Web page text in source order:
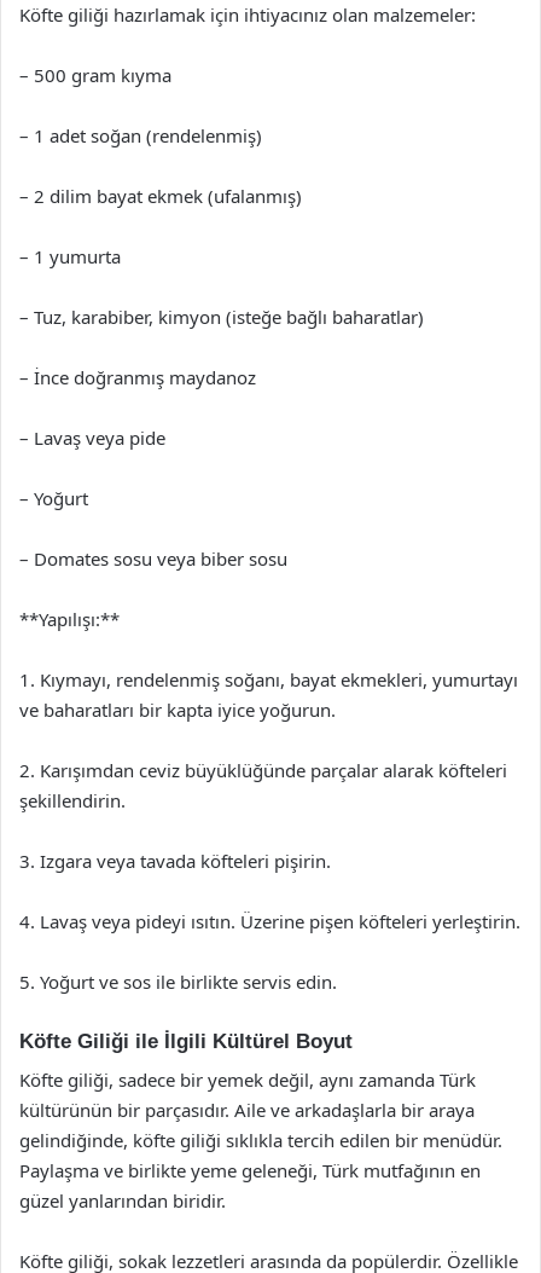
Köfte giliği hazırlamak için ihtiyacınız olan malzemeler:
– 500 gram kıyma
– 1 adet soğan (rendelenmiş)
– 2 dilim bayat ekmek (ufalanmış)
– 1 yumurta
– Tuz, karabiber, kimyon (isteğe bağlı baharatlar)
– İnce doğranmış maydanoz
– Lavaş veya pide
– Yoğurt
– Domates sosu veya biber sosu
**Yapılışı:**
1. Kıymayı, rendelenmiş soğanı, bayat ekmekleri, yumurtayı
ve baharatları bir kapta iyice yoğurun.
2. Karışımdan ceviz büyüklüğünde parçalar alarak köfteleri
şekillendirin.
3. Izgara veya tavada köfteleri pişirin.
4. Lavaş veya pideyi ısıtın. Üzerine pişen köfteleri yerleştirin.
5. Yoğurt ve sos ile birlikte servis edin.
Köfte Giliği ile İlgili Kültürel Boyut
Köfte giliği, sadece bir yemek değil, aynı zamanda Türk
kültürünün bir parçasıdır. Aile ve arkadaşlarla bir araya
gelindiğinde, köfte giliği sıklıkla tercih edilen bir menüdür.
Paylaşma ve birlikte yeme geleneği, Türk mutfağının en
güzel yanlarından biridir.
Köfte giliği, sokak lezzetleri arasında da popülerdir. Özellikle